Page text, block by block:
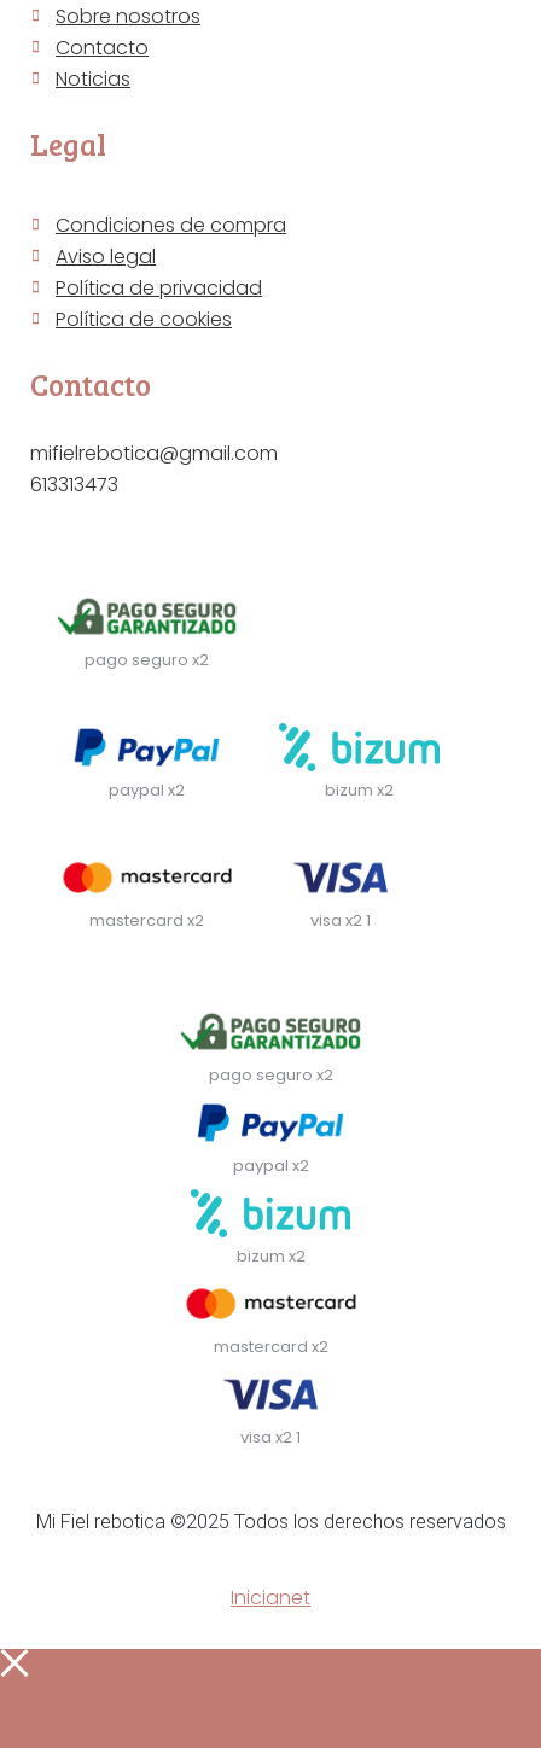
Sobre nosotros
Contacto
Noticias
Legal
Condiciones de compra
Aviso legal
Política de privacidad
Política de cookies
Contacto
mifielrebotica@gmail.com
613313473
pago seguro x2
paypal x2 bizum x2
mastercard x2 visa x2 1
pago seguro x2
paypal x2
bizum x2
mastercard x2
visa x2 1
Mi Fiel rebotica ©2025 Todos los derechos reservados
Inicianet